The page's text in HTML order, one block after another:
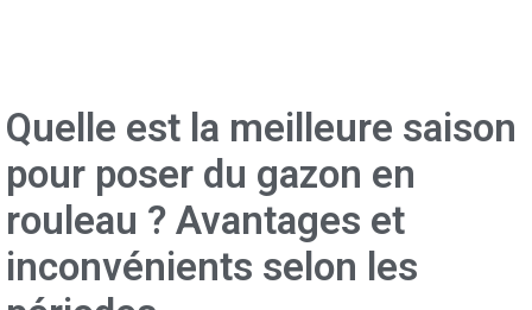
Quelle est la meilleure saison
pour poser du gazon en
rouleau ? Avantages et
inconvénients selon les